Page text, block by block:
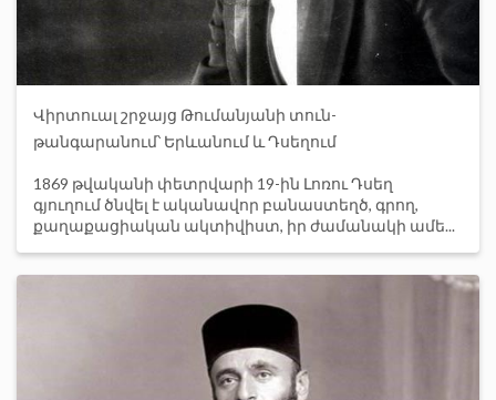
Վիրտուալ շրջայց Թումանյանի տուն-
թանգարանում՝ Երևանում և Դսեղում
1869 թվականի փետրվարի 19-ին Լոռու Դսեղ
գյուղում ծնվել է ականավոր բանաստեղծ, գրող,
քաղաքացիական ակտիվիստ, իր ժամանակի ամե...